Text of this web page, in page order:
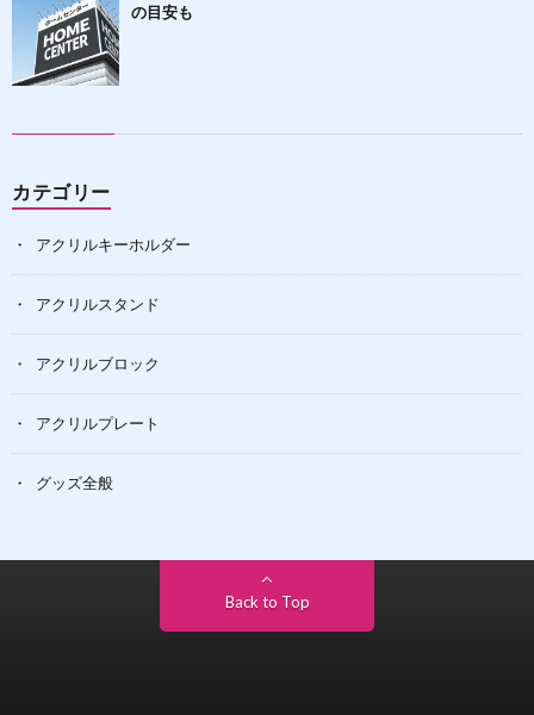
の目安も
カテゴリー
アクリルキーホルダー
アクリルスタンド
アクリルブロック
アクリルプレート
グッズ全般
Back to Top